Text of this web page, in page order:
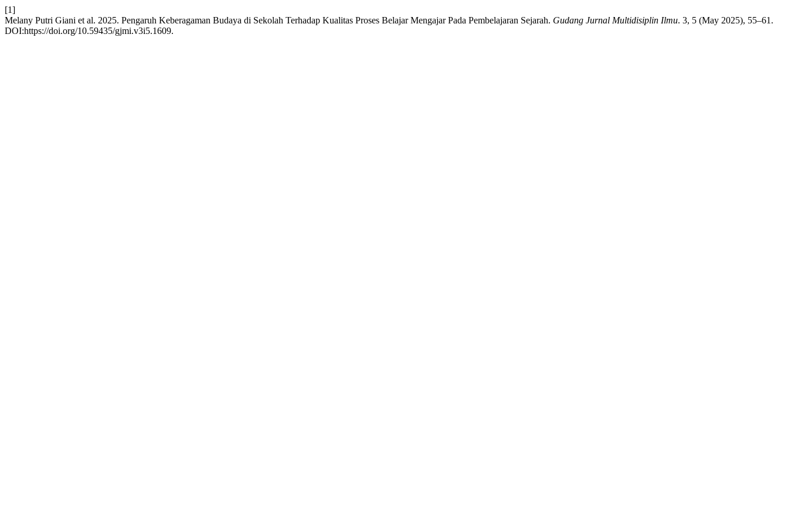
[1]
Melany Putri Giani et al. 2025. Pengaruh Keberagaman Budaya di Sekolah Terhadap Kualitas Proses Belajar Mengajar Pada Pembelajaran Sejarah. Gudang Jurnal Multidisiplin Ilmu. 3, 5 (May 2025), 55–61.
DOI:https://doi.org/10.59435/gjmi.v3i5.1609.